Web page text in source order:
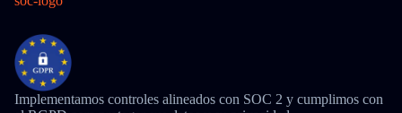
Implementamos controles alineados con SOC 2 y cumplimos con